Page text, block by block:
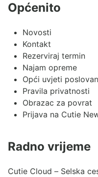
Općenito
Novosti
Kontakt
Rezerviraj termin
Najam opreme
Opći uvjeti
Pravila privatnosti
Obrazac za povrat
Prijava na Cutie
Radno vrijeme
Cutie Cloud – Selska